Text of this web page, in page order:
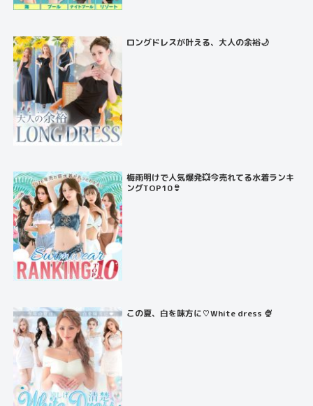
ロングドレスが叶える、大人の余裕🌙
梅雨明けで人気爆発💥今売れてる水着ランキ
ングTOP10👙
この夏、白を味方に♡White dress 🍨